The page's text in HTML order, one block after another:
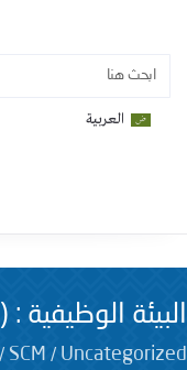
العربية
البيئة الوظيفية
SCM / Uncategorized
/